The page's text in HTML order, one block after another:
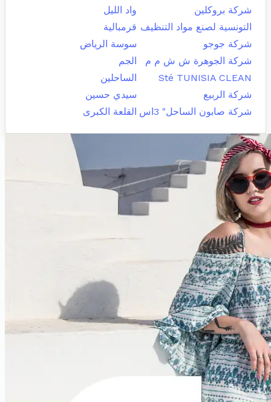
شركة بروكلين
واد الليل
التونسية لصنع مواد التنظيف قرمبالية
شركة جوجو
سوسة الرياض
شركة الجوهرة ش ش م م
الجم
Sté TUNISIA CLEAN
الساحلين
شركة الربيع
سيدي حسين
شركة صابون الساحل" 3اس
القلعة الكبرى